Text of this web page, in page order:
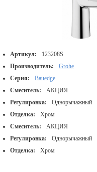
Артикул:
123208S
Производитель:
Grohe
Серия:
Bauedge
Смеситель:
АКЦИЯ
Регулировка:
Однорычажный
Отделка:
Хром
Смеситель:
АКЦИЯ
Регулировка:
Однорычажный
Отделка:
Хром